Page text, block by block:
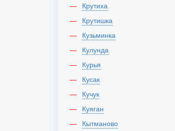
Крутиха
Крутишка
Кузьминка
Кулунда
Курья
Кусак
Кучук
Куяган
Кытманово